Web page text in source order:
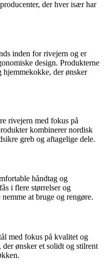
der hver især har
inden for rivejern og er
design. Produkterne
hjemmekokke, der ønsker
rivejern med fokus på
kombinerer nordisk
greb og aftagelige dele.
håndtag og
i flere størrelser og
at bruge og rengøre.
med fokus på kvalitet og
ønsker et solidt og stilrent